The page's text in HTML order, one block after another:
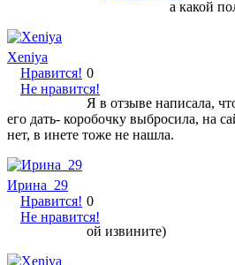
а какой
Xeniya
Нравится!
Не нравится!
0
Я в отзыве написала,
его дать- коробочку выбросила, на
нет, в инете тоже не нашла.
Ирина_29
Нравится!
Не нравится!
0
ой извините)